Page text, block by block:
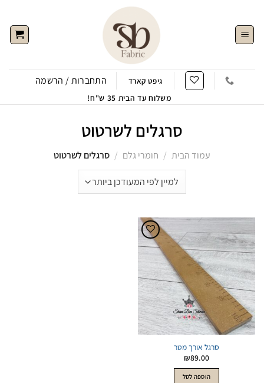
content
גיפט קארד התחברות / הרשמה
משלוח עד הבית 35 ש"ח!
סרגלים לשרטוט
עמוד הבית / חומרי גלם / סרגלים לשרטוט
הוסף
סרגל אורך מטר
₪89.00
הוספה לסל